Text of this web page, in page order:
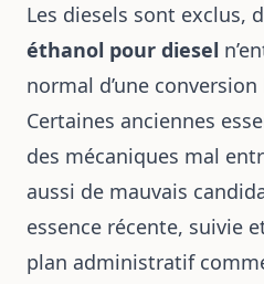
Les diesels sont exclus,
éthanol pour diesel
normal d’une
Certaines anciennes
des mécaniques mal
aussi de mauvais
essence récente, suivie
plan administratif